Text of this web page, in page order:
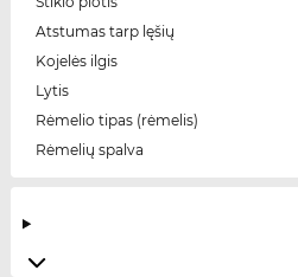
Atstumas tarp lęšių
Kojelės ilgis
Lytis
Rėmelio tipas (rėmelis)
Rėmelių spalva